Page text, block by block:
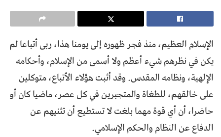
الإسلام العظيم، منذ فجر ظهوره إلى يومنا هذا، ربى أتباعا لم
يكن في نظرهم شيء أعظم ولا أسمى من الإسلام، وأحكامه
الإلهية، ونظامه المقدس. وقد أثبت هؤلاء الأتباع، متوكلين
على خالقهم، للطغاة والمتجبرين في كل عصر، ماضيا كان أو
حاضرا، أن أي قوة مهما بلغت لا تستطيع أن تثنيهم عن
الدفاع عن النظام والحكم الإسلامي.